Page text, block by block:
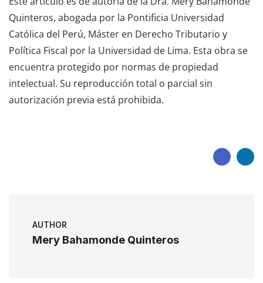
Quinteros, abogada por la Pontificia Universidad
Católica del Perú, Máster en Derecho Tributario y
Política Fiscal por la Universidad de Lima. Esta obra se
encuentra protegido por normas de propiedad
intelectual. Su reproducción total o parcial sin
autorización previa está prohibida.
AUTHOR
Mery Bahamonde Quinteros